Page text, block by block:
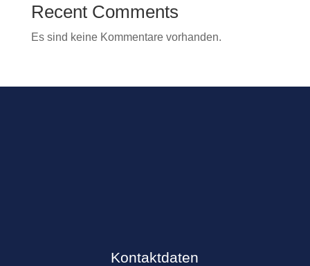
Recent Comments
Es sind keine Kommentare vorhanden.
Kontaktdaten